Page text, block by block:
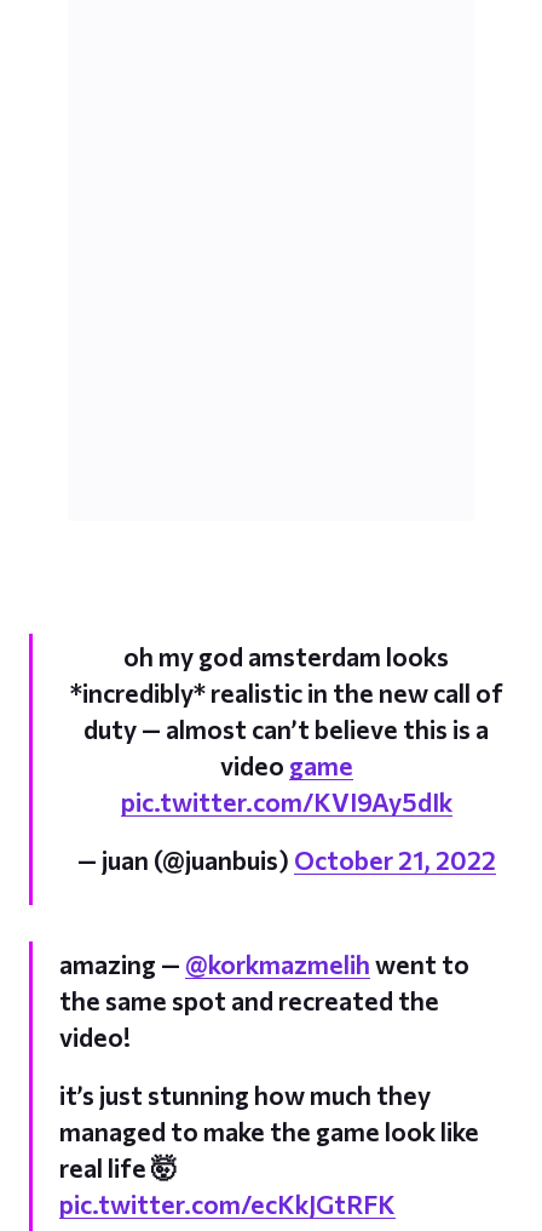
oh my god amsterdam looks
*incredibly* realistic in the new call of
duty — almost can’t believe this is a
video game
pic.twitter.com/KVI9Ay5dIk
— juan (@juanbuis) October 21, 2022
amazing — @korkmazmelih went to
the same spot and recreated the
video!
it’s just stunning how much they
managed to make the game look like
real life 🤯
pic.twitter.com/ecKkJGtRFK